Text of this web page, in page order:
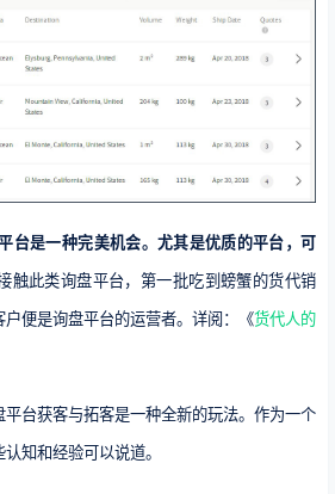
台是一种完美机会。尤其是优质的平台，可
触此类询盘平台，第一批吃到螃蟹的货代销
便是询盘平台的运营者。详阅：《货代人的
台获客与拓客是一种全新的玩法。作为一个
知和经验可以说道。